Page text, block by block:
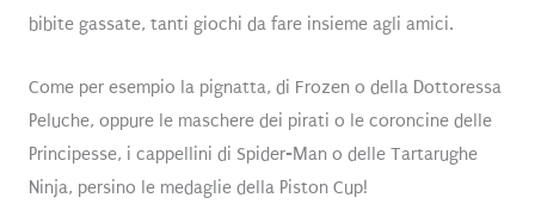
bibite gassate, tanti giochi da fare insieme agli amici.
Come per esempio la pignatta, di Frozen o della Dottoressa
Peluche, oppure le maschere dei pirati o le coroncine delle
Principesse, i cappellini di Spider-Man o delle Tartarughe
Ninja, persino le medaglie della Piston Cup!